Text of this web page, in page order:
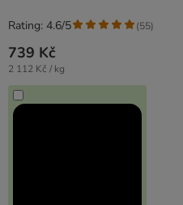
739 Kč
2 112 Kč / kg
Rating: 4.6/5 (55)